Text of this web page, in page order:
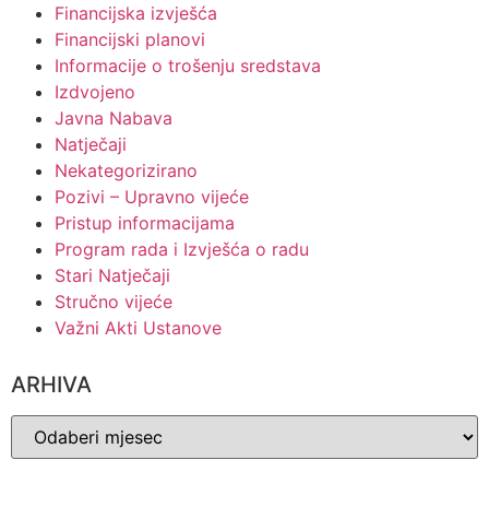
Financijska izvješća
Financijski planovi
Informacije o trošenju sredstava
Izdvojeno
Javna Nabava
Natječaji
Nekategorizirano
Pozivi – Upravno vijeće
Pristup informacijama
Program rada i Izvješća o radu
Stari Natječaji
Stručno vijeće
Važni Akti Ustanove
ARHIVA